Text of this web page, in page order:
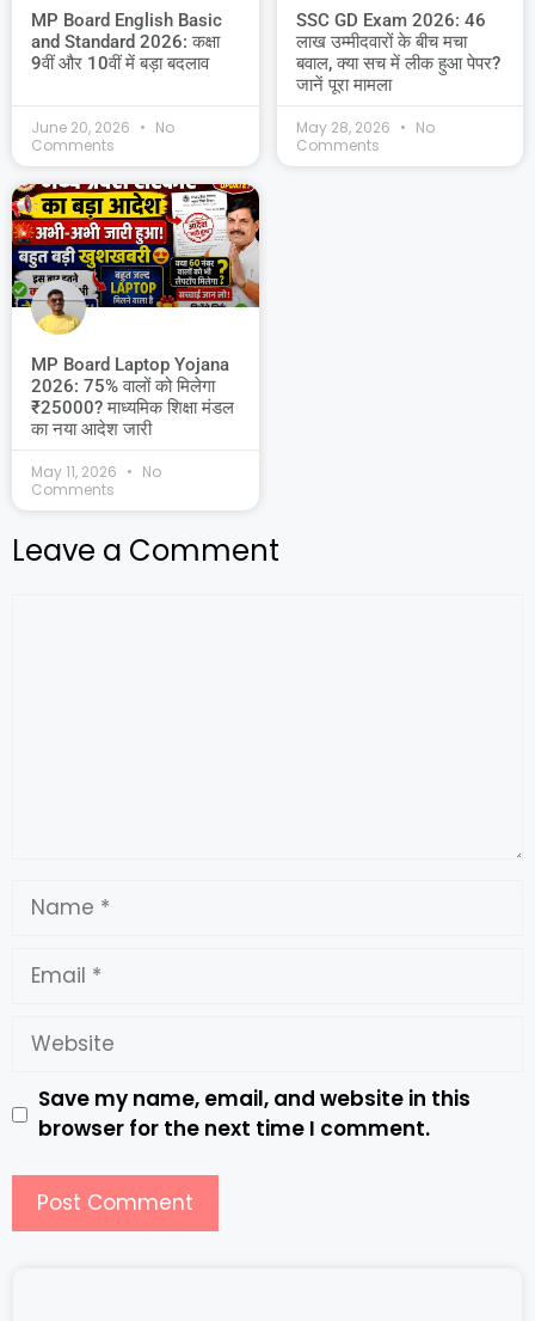
MP Board English Basic
and Standard 2026: कक्षा
9वीं और 10वीं में बड़ा बदलाव
June 20, 2026
No
Comments
SSC GD Exam 2026: 46
लाख उम्मीदवारों के बीच मचा
बवाल, क्या सच में लीक हुआ पेपर?
जानें पूरा मामला
May 28, 2026
No
Comments
MP Board Laptop Yojana
2026: 75% वालों को मिलेगा
₹25000? माध्यमिक शिक्षा मंडल
का नया आदेश जारी
May 11, 2026
No
Comments
Leave a Comment
Save my name, email, and website in this
browser for the next time I comment.